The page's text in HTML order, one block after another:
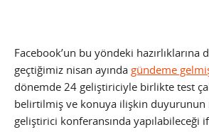
Facebook’un bu yöndeki hazırlıklarına
geçtiğimiz nisan ayında gündeme
dönemde 24 geliştiriciyle birlikte test
belirtilmiş ve konuya ilişkin duyurunun
geliştirici konferansında yapılabileceği